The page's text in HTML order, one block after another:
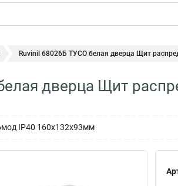
Ruvinil 68026Б ТУСО белая дверца Щит
дверца Щит
IP40 160х132х93мм